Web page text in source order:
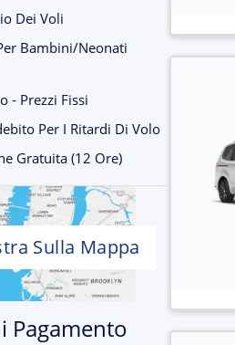
Dei Voli
Bambini/Neonati
- Prezzi Fissi
Per I Ritardi Di Volo
Gratuita (12 Ore)
Sulla Mappa
Pagamento